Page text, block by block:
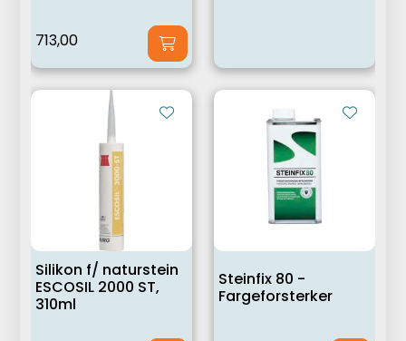
713,00
Silikon f/ naturstein
ESCOSIL 2000 ST,
310ml
Steinfix 80 -
Fargeforsterker